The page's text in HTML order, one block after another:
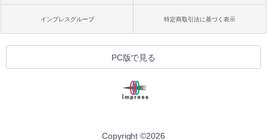
インプレスグループ 特定商取引法に基づく表示
PC版で見る
Copyright ©2026